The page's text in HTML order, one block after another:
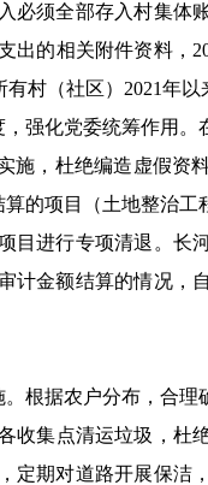
须全部存入村集体
的相关附件资料，
村（社区）2021年以
强化党委统筹作用
，杜绝编造虚假资
的项目（土地整治
进行专项清退。长
金额结算的情况，
根据农户分布，合
集点清运垃圾，杜
期对道路开展保洁